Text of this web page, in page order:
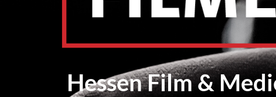
Hessen Film &